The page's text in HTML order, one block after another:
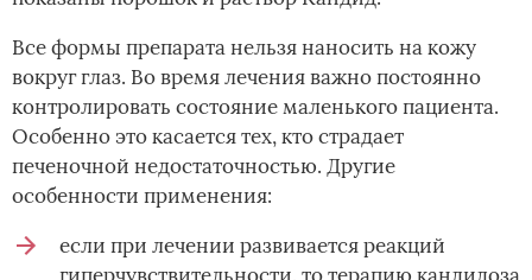
Все формы препарата нельзя наносить на кожу
вокруг глаз. Во время лечения важно постоянно
контролировать состояние маленького пациента.
Особенно это касается тех, кто страдает
печеночной недостаточностью. Другие
особенности применения:
если при лечении развивается реакций